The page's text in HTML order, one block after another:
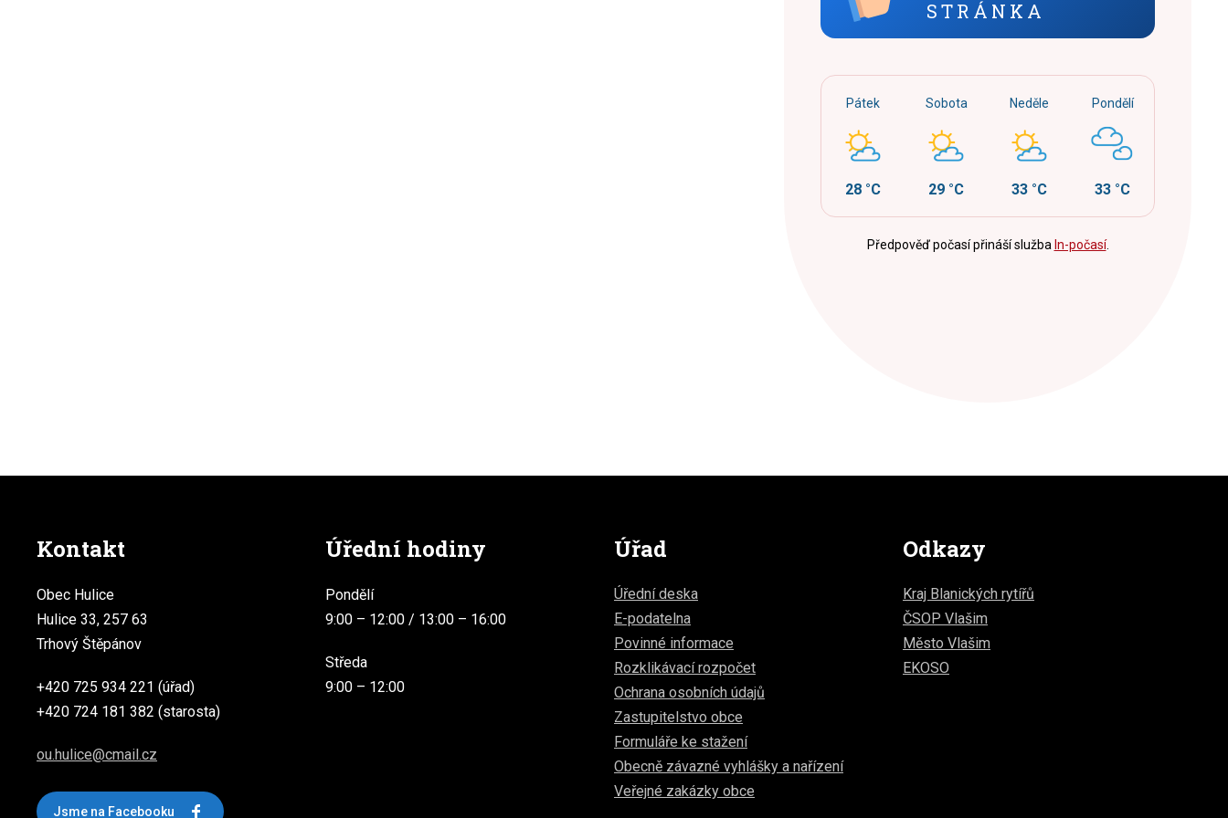
STRÁNKA
Pátek
28 °C
Sobota
29 °C
Neděle
33 °C
Pondělí
33 °C
Předpověď počasí přináší služba In-počasí.
Kontakt
Obec Hulice
Hulice 33, 257 63
Trhový Štěpánov
+420 725 934 221 (úřad)
+420 724 181 382 (starosta)
ou.hulice@cmail.cz
Jsme na Facebooku
Úřední hodiny
Pondělí
9:00 – 12:00 / 13:00 – 16:00
Středa
9:00 – 12:00
Úřad
Úřední deska
E-podatelna
Povinné informace
Rozklikávací rozpočet
Ochrana osobních údajů
Zastupitelstvo obce
Formuláře ke stažení
Obecně závazné vyhlášky a nařízení
Veřejné zakázky obce
Odkazy
Kraj Blanických rytířů
ČSOP Vlašim
Město Vlašim
EKOSO